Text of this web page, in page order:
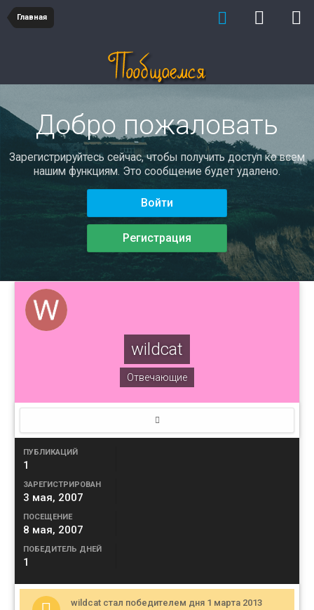
Главная
Добро пожаловать
Зарегистрируйтесь сейчас, чтобы получить доступ ко всем
нашим функциям. Это сообщение будет удалено.
Войти
Регистрация
wildcat
Отвечающие
ПУБЛИКАЦИЙ
1
ЗАРЕГИСТРИРОВАН
3 мая, 2007
ПОСЕЩЕНИЕ
8 мая, 2007
ПОБЕДИТЕЛЬ ДНЕЙ
1
wildcat стал победителем дня 1 марта 2013